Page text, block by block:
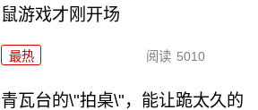
鼠游戏才刚开场
最热 阅读 5010
青瓦台的\"拍桌\"，能让跪太久的